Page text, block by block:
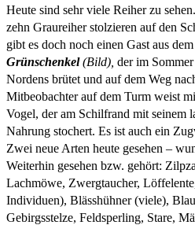
Heute sind sehr viele Reiher zu
zehn Graureiher stolzieren auf den
gibt es doch noch einen Gast aus
Grünschenkel(Bild), der im
Nordens brütet und auf dem Weg
Mitbeobachter auf dem Turm weist
Vogel, der am Schilfrand mit seinem
Nahrung stochert. Es ist auch ein
Zwei neue Arten heute gesehen –
Weiterhin gesehen bzw. gehört:
Lachmöwe, Zwergtaucher,
Individuen), Blässhühner (viele),
Gebirgsstelze, Feldsperling, Stare,